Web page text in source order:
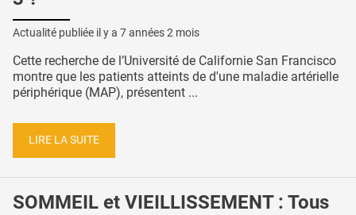
Actualité publiée il y a 7 années 2 mois
Cette recherche de l’Université de Californie San Francisco
montre que les patients atteints de d'une maladie artérielle
périphérique (MAP), présentent ...
LIRE LA SUITE
SOMMEIL et VIEILLISSEMENT : Tous